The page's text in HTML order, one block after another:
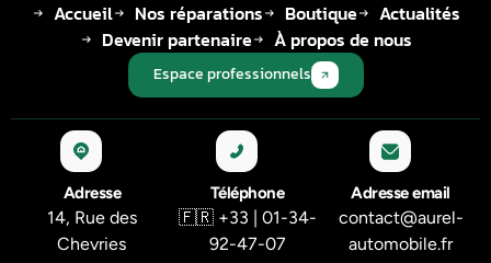
Accueil Nos réparations Boutique
Actualités
Devenir partenaire
À propos de nous
Espace professionnels
Adresse
14, Rue des
Chevries
Téléphone
🇫🇷 +33 | 01-34-
92-47-07
Adresse email
contact@aurel-
automobile.fr